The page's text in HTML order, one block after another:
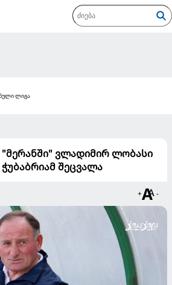
ლიგა
ვლადიმირ ლობასი
შეცვალა
+ -